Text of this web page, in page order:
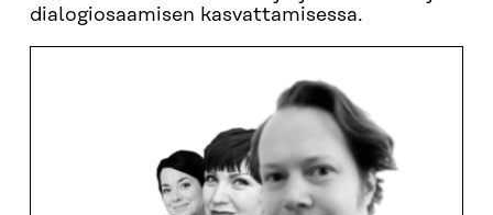
dialogiosaamisen kasvattamisessa.